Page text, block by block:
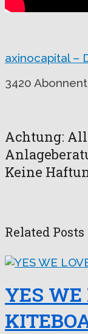
axinocapital –
3420
Achtung:
Keine
Related Posts
YES WE